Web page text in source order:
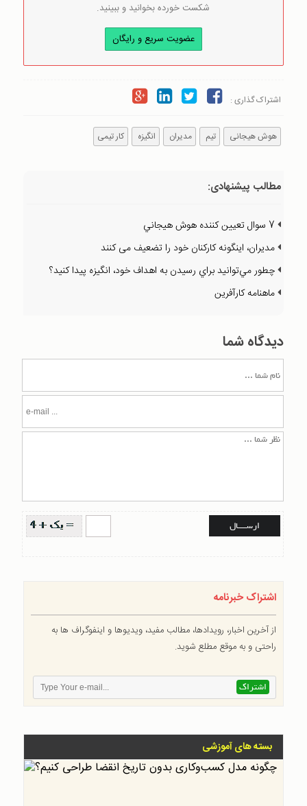
شکست خورده بخوانید و ببینید.
عضویت سریع و رایگان
اشتراک گذاری :
هوش هیجانی تیم مدیران انگیزه کار تیمی
مطالب پیشنهادی:
7 سوال تعيين کننده هوش هيجاني
مديران، اينگونه كاركنان خود را تضعيف می كنند
چطور مي‌توانيد براي رسيدن به اهداف خود، انگيزه پيدا كنيد؟
ماهنامه كارآفرين
دیدگاه شما
اشتراک خبرنامه
از آخرین اخبار، رویدادها، مطالب مفید، ویدیوها و اینفوگراف ها به
راحتی و به موقع مطلع شوید.
بسته های آموزشی